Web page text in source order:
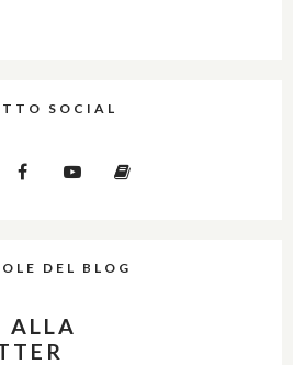
SOCIAL
DEL BLOG
ALLA